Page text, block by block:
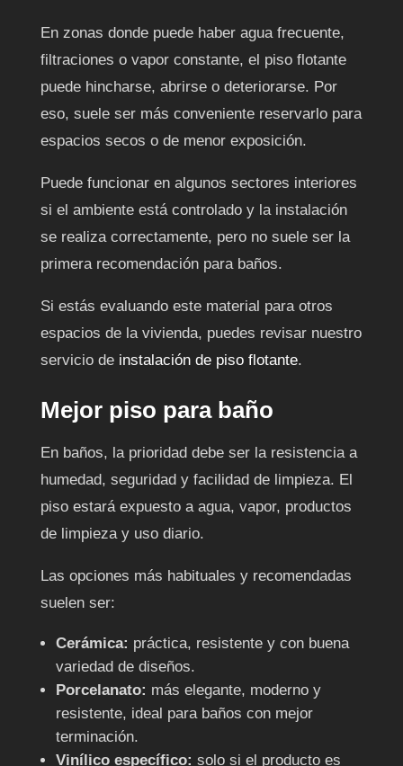
En zonas donde puede haber agua frecuente,
filtraciones o vapor constante, el piso flotante
puede hincharse, abrirse o deteriorarse. Por
eso, suele ser más conveniente reservarlo para
espacios secos o de menor exposición.
Puede funcionar en algunos sectores interiores
si el ambiente está controlado y la instalación
se realiza correctamente, pero no suele ser la
primera recomendación para baños.
Si estás evaluando este material para otros
espacios de la vivienda, puedes revisar nuestro
servicio de instalación de piso flotante.
Mejor piso para baño
En baños, la prioridad debe ser la resistencia a
humedad, seguridad y facilidad de limpieza. El
piso estará expuesto a agua, vapor, productos
de limpieza y uso diario.
Las opciones más habituales y recomendadas
suelen ser:
Cerámica: práctica, resistente y con buena
variedad de diseños.
Porcelanato: más elegante, moderno y
resistente, ideal para baños con mejor
terminación.
Vinílico específico: solo si el producto es